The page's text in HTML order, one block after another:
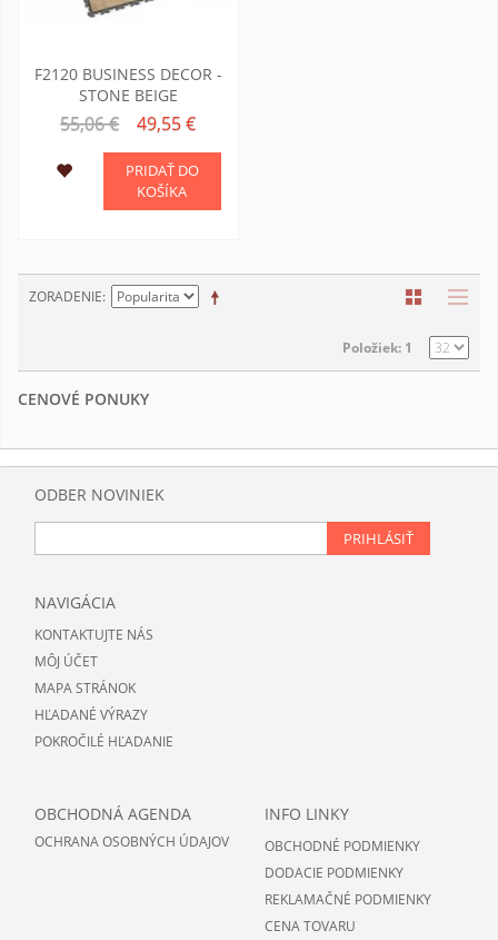
F2120 BUSINESS DECOR -
STONE BEIGE
55,06 € 49,55 €
PRIDAŤ DO
KOŠÍKA
ZORADENIE
Položiek: 1
CENOVÉ PONUKY
ODBER NOVINIEK
PRIHLÁSIŤ
NAVIGÁCIA
KONTAKTUJTE NÁS
MÔJ ÚČET
MAPA STRÁNOK
HĽADANÉ VÝRAZY
POKROČILÉ HĽADANIE
OBCHODNÁ AGENDA
OCHRANA OSOBNÝCH ÚDAJOV
INFO LINKY
OBCHODNÉ PODMIENKY
DODACIE PODMIENKY
REKLAMAČNÉ PODMIENKY
CENA TOVARU